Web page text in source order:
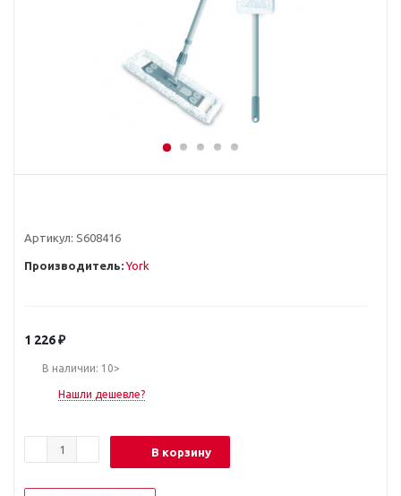
Артикул: S608416
Производитель: York
1 226₽
В наличии: 10>
Нашли дешевле?
В корзину